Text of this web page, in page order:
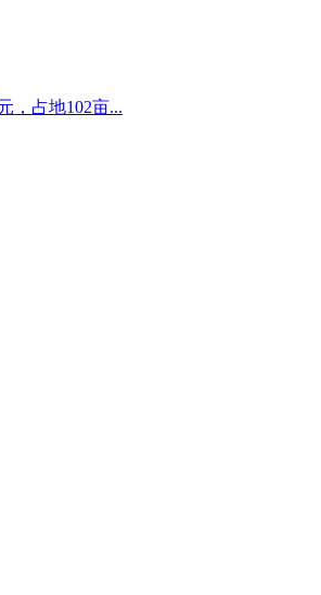
，占地102亩...